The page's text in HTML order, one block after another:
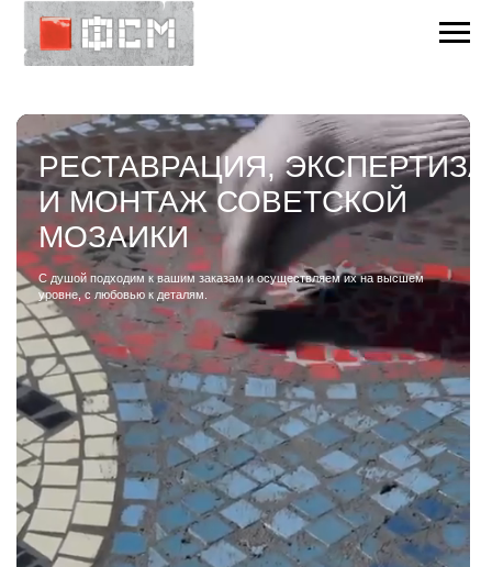
С душой подходим к вашим заказам и осуществляем их на высшем
уровне, с любовью к деталям.
РЕСТАВРАЦИЯ, ЭКСПЕРТИЗА
И МОНТАЖ СОВЕТСКОЙ
МОЗАИКИ